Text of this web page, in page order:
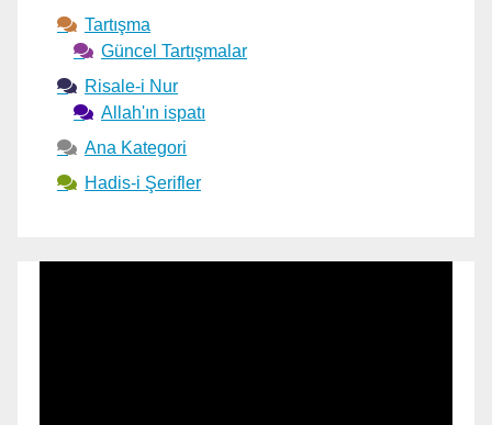
Tartışma
Güncel Tartışmalar
Risale-i Nur
Allah'ın ispatı
Ana Kategori
Hadis-i Şerifler